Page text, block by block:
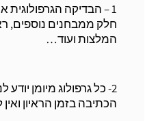
1 – הבדיקה
חלק ממבחנים נוספים,
המלצות ועוד…
2- כל גרפולוג מיומן
הכתיבה בזמן הראיון